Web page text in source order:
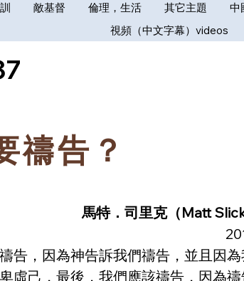
敵基督 倫理，生活 其它主題 中
視頻（中文字幕）videos
禱告？
馬特．司里克（Matt Slick
告，因為神告訴我們禱告，並且因
虛己，最後，我們應該禱告，因為禱